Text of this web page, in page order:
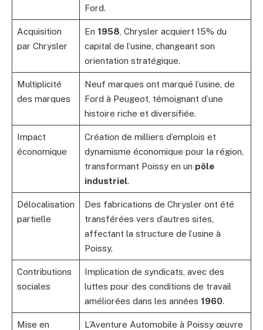
Ford.
Acquisition
par Chrysler
En 1958 , Chrysler acquiert 15% du
capital de l’usine, changeant son
orientation stratégique.
Multiplicité
des marques
Neuf marques ont marqué l’usine, de
Ford à Peugeot, témoignant d’une
histoire riche et diversifiée.
Impact
économique
Création de milliers d’emplois et
dynamisme économique pour la région,
transformant Poissy en un pôle
industriel.
Délocalisation
partielle
Des fabrications de Chrysler ont été
transférées vers d’autres sites,
affectant la structure de l’usine à
Poissy.
Contributions
sociales
Implication de syndicats, avec des
luttes pour des conditions de travail
améliorées dans les années 1960.
Mise en
L’Aventure Automobile à Poissy œuvre